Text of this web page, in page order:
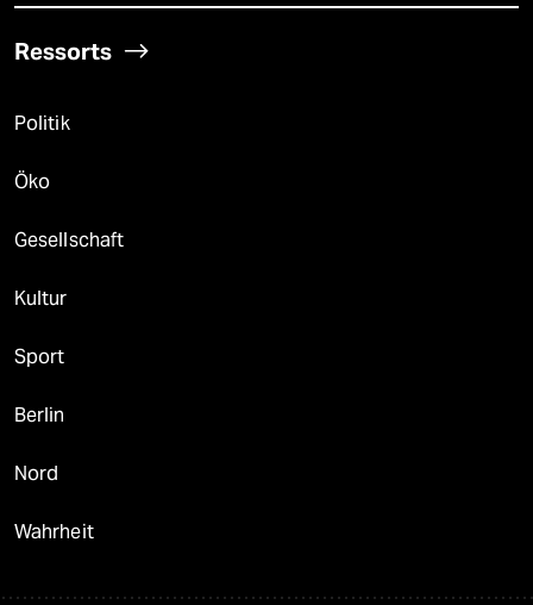
Ressorts
Politik
Öko
Gesellschaft
Kultur
Sport
Berlin
Nord
Wahrheit